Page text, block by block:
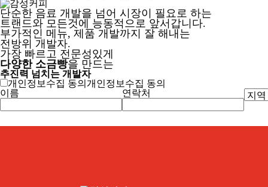
단순한 음료 개발을 넘어 시장이 필요로 하는
트랜드와 모든것에 능동적으로 앞서갑니다.
부가적인 메뉴, 제품 개발까지 잘 해내는
전방위 개발자.
가장 빠르고 전문성있게
다양한 소금빵을 만드는
추진력 넘치는 개발자
개인정보수집 동의 개인정보수집 동의
이름
연락처